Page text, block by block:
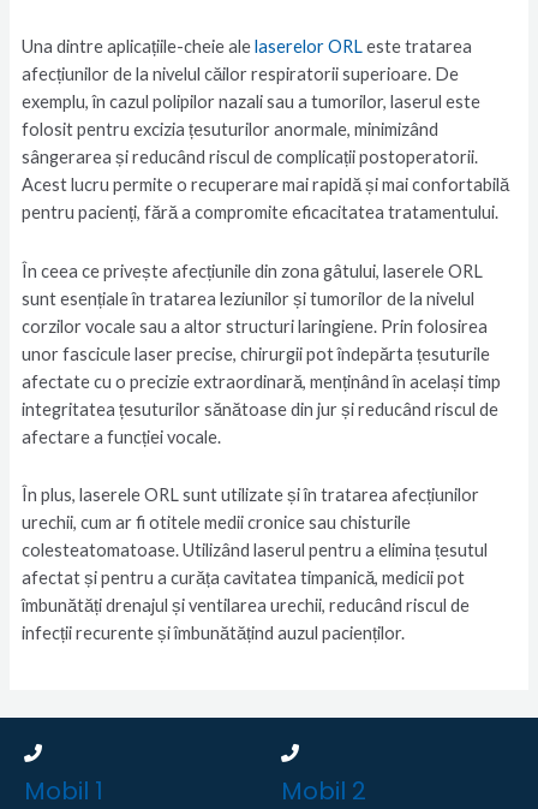
Una dintre aplicațiile-cheie alelaserelor ORLeste tratarea
afecțiunilor de la nivelul căilor respiratorii superioare. De
exemplu, în cazul polipilor nazali sau a tumorilor, laserul este
folosit pentru excizia țesuturilor anormale, minimizând
sângerarea și reducând riscul de complicații postoperatorii.
Acest lucru permite o recuperare mai rapidă și mai confortabilă
pentru pacienți, fără a compromite eficacitatea tratamentului.
În ceea ce privește afecțiunile din zona gâtului, laserele ORL
sunt esențiale în tratarea leziunilor și tumorilor de la nivelul
corzilor vocale sau a altor structuri laringiene. Prin folosirea
unor fascicule laser precise, chirurgii pot îndepărta țesuturile
afectate cu o precizie extraordinară, menținând în același timp
integritatea țesuturilor sănătoase din jur și reducând riscul de
afectare a funcției vocale.
În plus, laserele ORL sunt utilizate și în tratarea afecțiunilor
urechii, cum ar fi otitele medii cronice sau chisturile
colesteatomatoase. Utilizând laserul pentru a elimina țesutul
afectat și pentru a curăța cavitatea timpanică, medicii pot
îmbunătăți drenajul și ventilarea urechii, reducând riscul de
infecții recurente și îmbunătățind auzul pacienților.
Mobil 1 Mobil 2